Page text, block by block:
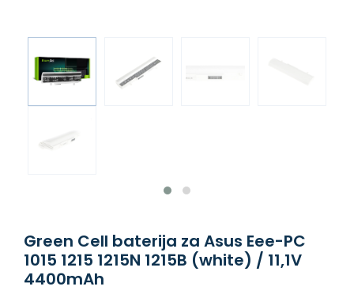
Green Cell baterija za Asus Eee-PC
1015 1215 1215N 1215B (white) / 11,1V
4400mAh